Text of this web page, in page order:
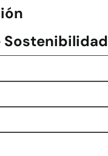
Sostenibilidad